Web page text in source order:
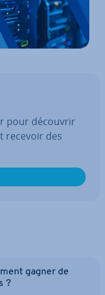
pour découvrir
recevoir des
gagner de
?